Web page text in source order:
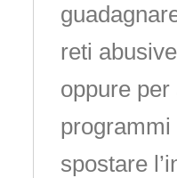
reti
oppure
spostare